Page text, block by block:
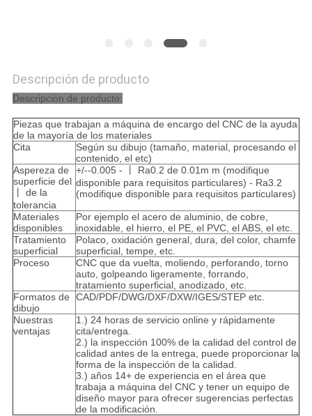
Descripción de producto
Descripción de producto:
Piezas que trabajan a máquina de encargo del CNC de la ayuda
de la mayoría de los materiales
Cita
Según su dibujo (tamaño, material, procesando el
contenido, el etc)
Aspereza de
superficie del
丨 de la
tolerancia
+/--0.005 - 丨 Ra0.2 de 0.01m m (modifique
disponible para requisitos particulares) - Ra3.2
(modifique disponible para requisitos particulares)
Materiales
disponibles
Por ejemplo el acero de aluminio, de cobre,
inoxidable, el hierro, el PE, el PVC, el ABS, el etc.
Tratamiento
superficial
Polaco, oxidación general, dura, del color, chamfe
superficial, tempe, etc.
Proceso
CNC que da vuelta, moliendo, perforando, torno
auto, golpeando ligeramente, forrando,
tratamiento superficial, anodizado, etc.
Formatos de
dibujo
CAD/PDF/DWG/DXF/DXW/IGES/STEP etc.
Nuestras
ventajas
1.) 24 horas de servicio online y rápidamente
cita/entrega.
2.) la inspección 100% de la calidad del control de
calidad antes de la entrega, puede proporcionar la
forma de la inspección de la calidad.
3.) años 14+ de experiencia en el área que
trabaja a máquina del CNC y tener un equipo de
diseño mayor para ofrecer sugerencias perfectas
de la modificación.